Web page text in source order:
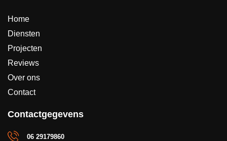
Home
Diensten
Projecten
Reviews
Over ons
Contact
Contactgegevens
06 29179860